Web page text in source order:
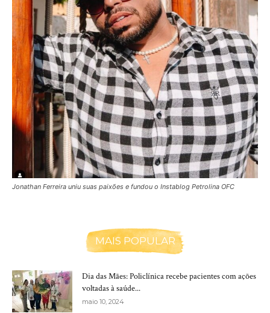
Jonathan Ferreira uniu suas paixões e fundou o Instablog Petrolina OFC
MAIS POPULAR
Dia das Mães: Policlínica recebe pacientes com ações
voltadas à saúde...
maio 10, 2024